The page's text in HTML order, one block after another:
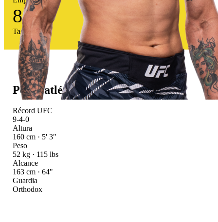
85%
Tasa victoria
Perfil atlético
Récord UFC
9-4-0
Altura
160 cm · 5' 3"
Peso
52 kg · 115 lbs
Alcance
163 cm · 64"
Guardia
Orthodox